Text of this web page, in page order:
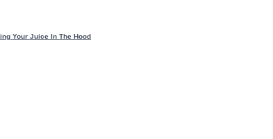
Your Juice In The Hood